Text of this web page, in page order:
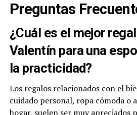
Preguntas
¿Cuál es el mejor
Valentín para una
la practicidad?
Los regalos relacionados con el
cuidado personal, ropa cómoda o
hogar, suelen ser muy apreciados